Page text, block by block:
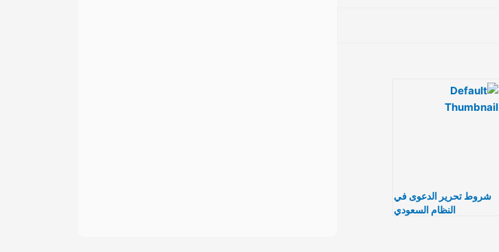
شروط تحرير الدعوى في
النظام السعودي